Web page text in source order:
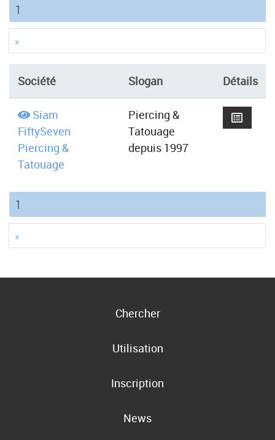
1
»
Société Slogan Détails
Siam
FiftySeven
Piercing &
Tatouage
Piercing &
Tatouage
depuis 1997
1
»
Chercher
Utilisation
Inscription
News